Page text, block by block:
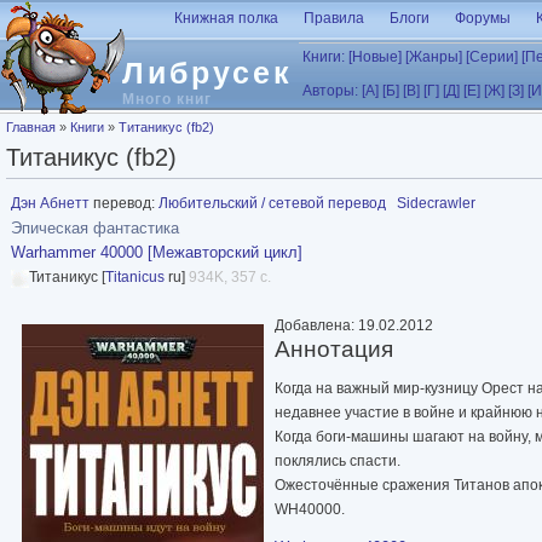
Перейти к основному содержанию
Либрусек
Много книг
Книжная полка Правила Блоги Форумы
Книги: [Новые] [Жанры] [Серии]
Авторы: [А] [Б] [В] [Г] [Д] [Е] [Ж] [З]
Вы здесь
Главная » Книги » Титаникус (fb2)
Титаникус (fb2)
Дэн Абнетт перевод: Любительский / сетевой перевод Sidecrawler
Эпическая фантастика
Warhammer 40000 [Межавторский цикл]
Титаникус [Titanicus ru] 934K, 357 с.
Добавлена: 19.02.2012
Аннотация
Когда на важный мир-кузницу Орест
недавнее участие в войне и крайнюю
Когда боги-машины шагают на войну,
поклялись спасти.
Ожесточённые сражения Титанов
WH40000.